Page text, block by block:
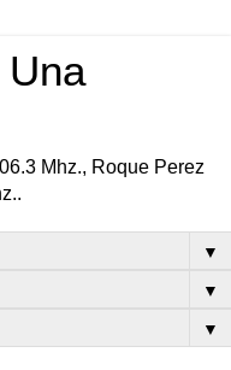
Mhz., Roque Perez
▼
▼
▼